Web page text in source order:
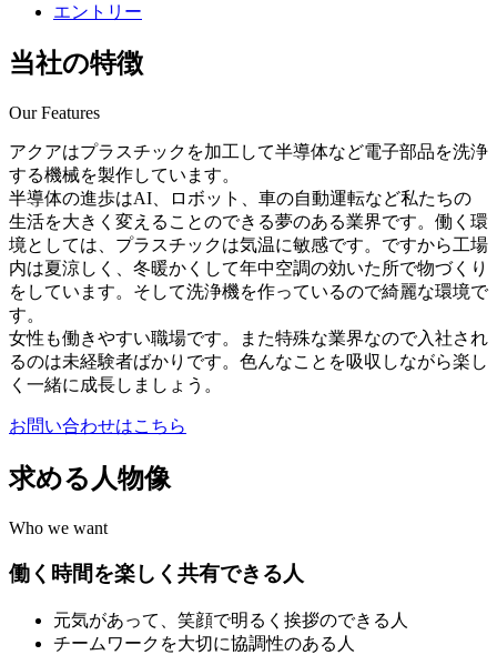
エントリー
当社の特徴
Our Features
アクアはプラスチックを加工して半導体など電子部品を洗浄
する機械を製作しています。
半導体の進歩はAI、ロボット、車の自動運転など私たちの
生活を大きく変えることのできる夢のある業界です。働く環
境としては、プラスチックは気温に敏感です。ですから工場
内は夏涼しく、冬暖かくして年中空調の効いた所で物づくり
をしています。そして洗浄機を作っているので綺麗な環境で
す。
女性も働きやすい職場です。また特殊な業界なので入社され
るのは未経験者ばかりです。色んなことを吸収しながら楽し
く一緒に成長しましょう。
お問い合わせはこちら
求める人物像
Who we want
働く時間を楽しく共有できる人
元気があって、笑顔で明るく挨拶のできる人
チームワークを大切に協調性のある人